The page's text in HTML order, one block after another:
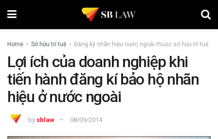
Home Sở hữu trí tuệ Đăng ký nhãn hiệu nước ngoài thuộc sở hữu trí tuệ
Lợi ích của doanh nghiệp khi
tiến hành đăng kí bảo hộ nhãn
hiệu ở nước ngoài
by sblaw 08/09/2014